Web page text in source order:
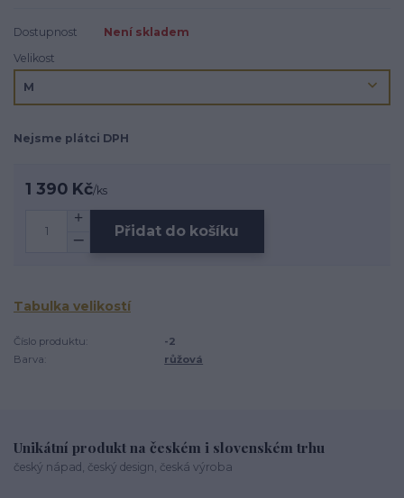
Dostupnost
Není skladem
Velikost
Nejsme plátci DPH
1 390 Kč/ks
Přidat do košíku
Tabulka velikostí
Číslo produktu:
-2
Barva:
růžová
Unikátní produkt na českém i slovenském trhu
český nápad, český design, česká výroba